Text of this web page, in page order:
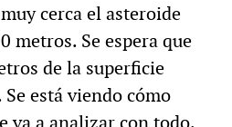
cerca el asteroide
metros. Se espera que
de la superficie
está viendo cómo